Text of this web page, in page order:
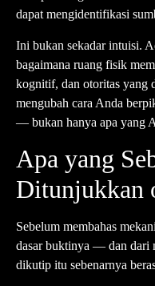
dapat mengidentifikasi
Ini bukan sekadar intuisi.
bagaimana ruang fisik
kognitif, dan otoritas yang
mengubah cara Anda
— bukan hanya apa yang
Apa yang
Ditunjukkan
Sebelum membahas
dasar buktinya — dan dari
dikutip itu sebenarnya